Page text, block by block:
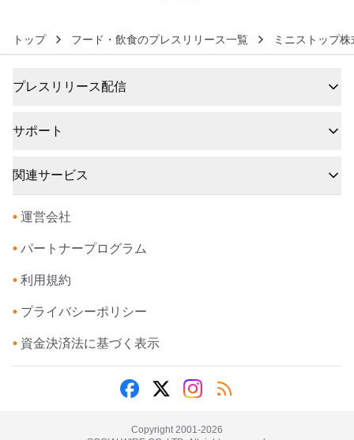
トップ フード・飲食のプレスリリース一覧 ミニストップ
プレスリリース配信
サポート
関連サービス
• 運営会社
• パートナープログラム
• 利用規約
• プライバシーポリシー
• 資金決済法に基づく表示
Copyright 2001-2026